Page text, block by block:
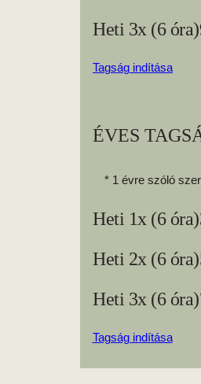
Heti 3x (6 óra)
Tagság indítása
ÉVES
* 1 évre szóló
Heti 1x (6 óra)
Heti 2x (6 óra)
Heti 3x (6 óra)
Tagság indítása